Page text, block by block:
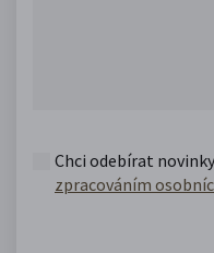
Chci odebírat
zpracováním